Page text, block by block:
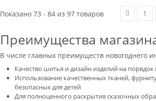
1
Показано 73 - 84 из 97 товаров
Преимущества
В числе главных преимуществ новогоднего
Качество шитья и дизайн изделий на
Использование качественных тканей,
безопасных для детей
Для полноценного раскрытия сказочных